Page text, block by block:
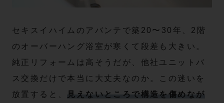
セキスイハイムのアバンテで築20〜30年、2階
のオーバーハング浴室が寒くて段差も大きい。
純正リフォームは高そうだが、他社ユニットバ
ス交換だけで本当に大丈夫なのか。この迷いを
放置すると、
見えないところで構造を傷めなが